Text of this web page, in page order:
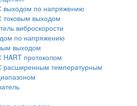
выходом по напряжению
токовым выходом
виброскорости
по напряжению
выходом
HART протоколом
расширенным температурным